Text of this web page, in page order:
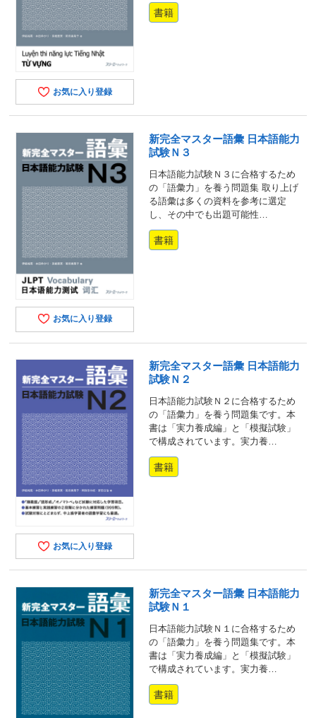
お気に入り登録
書籍
お気に入り登録
新完全マスター語彙 日本語能力
試験Ｎ３
日本語能力試験Ｎ３に合格するため
の「語彙力」を養う問題集 取り上げ
る語彙は多くの資料を参考に選定
し、その中でも出題可能性…
書籍
お気に入り登録
新完全マスター語彙 日本語能力
試験Ｎ２
日本語能力試験Ｎ２に合格するため
の「語彙力」を養う問題集です。本
書は「実力養成編」と「模擬試験」
で構成されています。実力養…
書籍
新完全マスター語彙 日本語能力
試験Ｎ１
日本語能力試験Ｎ１に合格するため
の「語彙力」を養う問題集です。本
書は「実力養成編」と「模擬試験」
で構成されています。実力養…
書籍